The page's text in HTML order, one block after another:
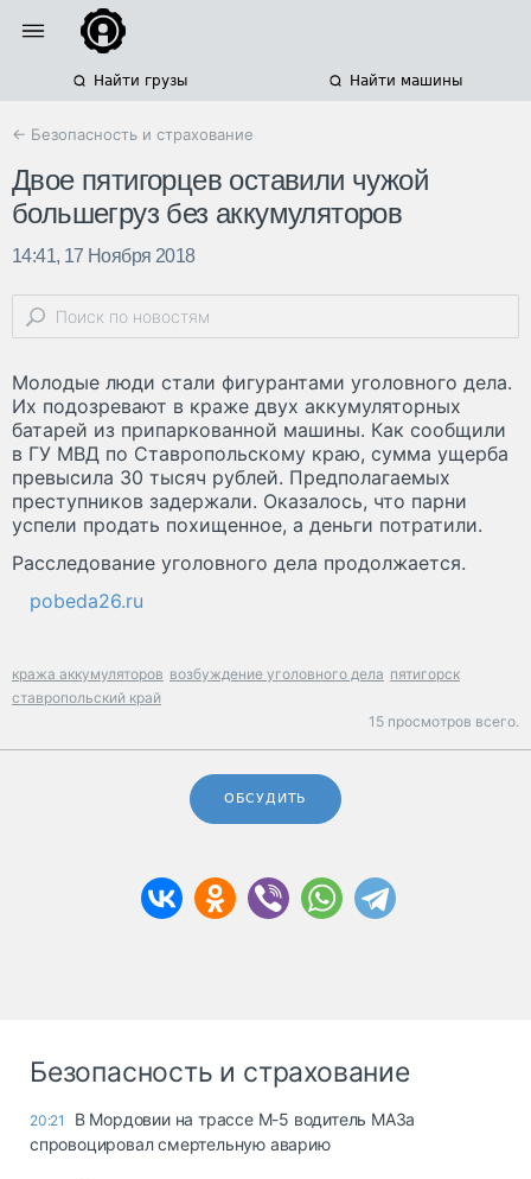
Найти грузы Найти машины
← Безопасность и страхование
Двое пятигорцев оставили чужой
большегруз без аккумуляторов
14:41, 17 Ноября 2018
Молодые люди стали фигурантами уголовного дела.
Их подозревают в краже двух аккумуляторных
батарей из припаркованной машины. Как сообщили
в ГУ МВД по Ставропольскому краю, сумма ущерба
превысила 30 тысяч рублей. Предполагаемых
преступников задержали. Оказалось, что парни
успели продать похищенное, а деньги потратили.
Расследование уголовного дела продолжается.
pobeda26.ru
кража аккумуляторов возбуждение уголовного дела пятигорск
ставропольский край
15 просмотров всего.
ОБСУДИТЬ
Безопасность и страхование
20:21
В Мордовии на трассе М-5 водитель МАЗа
спровоцировал смертельную аварию